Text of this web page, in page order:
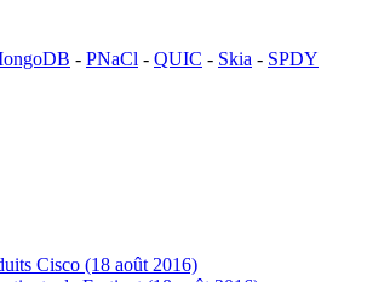
- PNaCl - QUIC - Skia - SPDY
Cisco (18 août 2016)